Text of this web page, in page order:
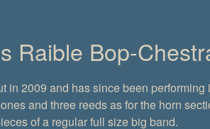
Raible Bop-
in 2009 and has since been
and three reeds as for the horn
of a regular full size big band.